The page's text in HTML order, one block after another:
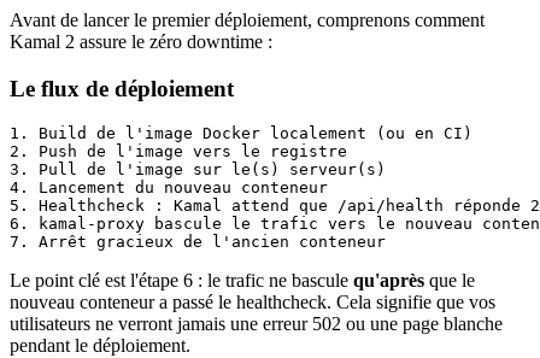
Avant de lancer le premier déploiement, comprenons comment
Kamal 2 assure le zéro downtime :
Le flux de déploiement
1. Build de l'image Docker localement (ou en CI)
2. Push de l'image vers le registre
3. Pull de l'image sur le(s) serveur(s)
4. Lancement du nouveau conteneur
5. Healthcheck : Kamal attend que /api/health réponde
6. kamal-proxy bascule le trafic vers le nouveau
Le point clé est l'étape 6 : le trafic ne bascule qu'après que le
nouveau conteneur a passé le healthcheck. Cela signifie que vos
utilisateurs ne verront jamais une erreur 502 ou une page blanche
pendant le déploiement.